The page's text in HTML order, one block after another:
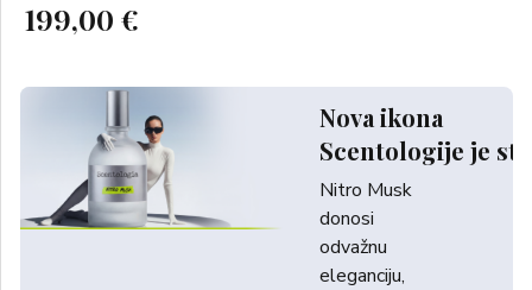
199,00 €
Nova ikona
Scentologije je
Nitro Musk
donosi
odvažnu
eleganciju,